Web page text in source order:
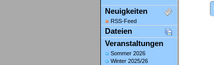
Neuigkeiten
RSS-Feed
Dateien
Veranstaltungen
Sommer 2026
Winter 2025/26